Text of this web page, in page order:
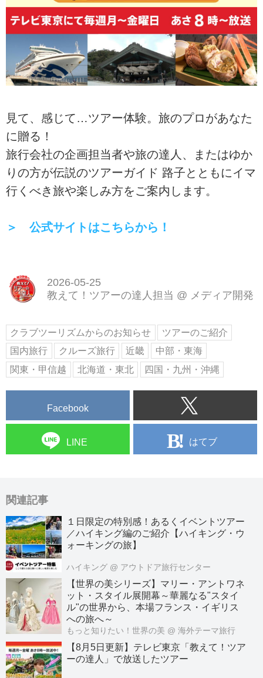
見て、感じて…ツアー体験。旅のプロがあなた
に贈る！
旅行会社の企画担当者や旅の達人、またはゆか
りの方が伝説のツアーガイド 路子とともにイマ
行くべき旅や楽しみ方をご案内します。
＞ 公式サイトはこちらから！
2026-05-25
教えて！ツアーの達人担当 @ メディア開発
クラブツーリズムからのお知らせ
ツアーのご紹介
国内旅行
クルーズ旅行 近畿
中部・東海
関東・甲信越
北海道・東北 四国・九州・沖縄
Facebook
LINE はてブ
関連記事
１日限定の特別感！あるくイベントツアー
／ハイキング編のご紹介【ハイキング・ウ
ォーキングの旅】
ハイキング @ アウトドア旅行センター
【世界の美シリーズ】マリー・アントワネ
ット・スタイル展開幕～華麗なる"スタイ
ル"の世界から、本場フランス・イギリス
への旅へ～
もっと知りたい！世界の美 @ 海外テーマ旅行
【8月5日更新】テレビ東京「教えて！ツア
ーの達人」で放送したツアー